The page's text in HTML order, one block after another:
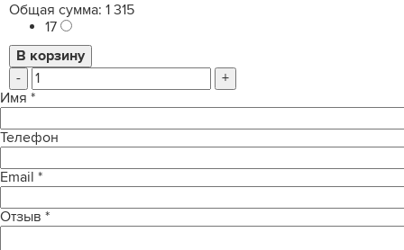
Общая сумма: 1 315
17
-
+
Имя *
Телефон
Email *
Отзыв *